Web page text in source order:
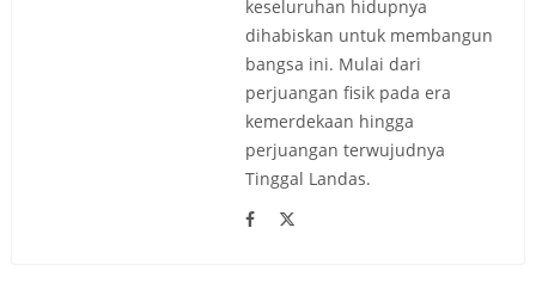
keseluruhan hidupnya
dihabiskan untuk membangun
bangsa ini. Mulai dari
perjuangan fisik pada era
kemerdekaan hingga
perjuangan terwujudnya
Tinggal Landas.